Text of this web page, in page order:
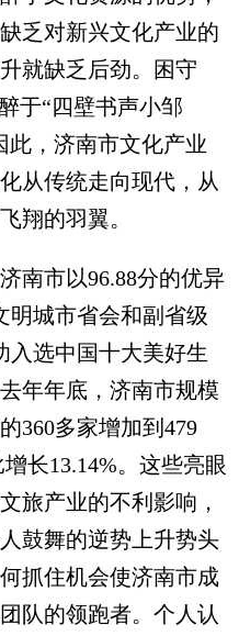
乏对新兴文化产业的
就缺乏后劲。困守
于“四壁书声小邹
此，济南市文化产业
从传统走向现代，从
翔的羽翼。
市以96.88分的优异
明城市省会和副省级
入选中国十大美好生
年年底，济南市规模
360多家增加到479
长13.14%。这些亮眼
旅产业的不利影响，
鼓舞的逆势上升势头
抓住机会使济南市成
队的领跑者。个人认